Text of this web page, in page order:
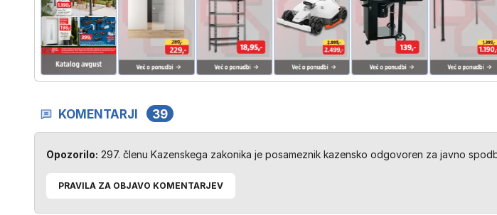
KOMENTARJI 39
Opozorilo: 297. členu Kazenskega zakonika je posameznik kazensko odgovoren za javno
PRAVILA ZA OBJAVO KOMENTARJEV